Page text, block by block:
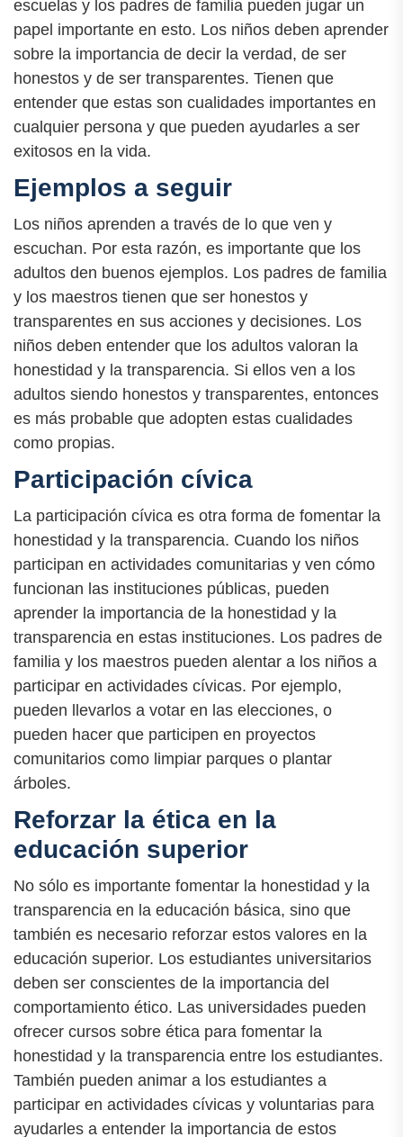
escuelas y los padres de familia pueden jugar un
papel importante en esto. Los niños deben aprender
sobre la importancia de decir la verdad, de ser
honestos y de ser transparentes. Tienen que
entender que estas son cualidades importantes en
cualquier persona y que pueden ayudarles a ser
exitosos en la vida.
Ejemplos a seguir
Los niños aprenden a través de lo que ven y
escuchan. Por esta razón, es importante que los
adultos den buenos ejemplos. Los padres de familia
y los maestros tienen que ser honestos y
transparentes en sus acciones y decisiones. Los
niños deben entender que los adultos valoran la
honestidad y la transparencia. Si ellos ven a los
adultos siendo honestos y transparentes, entonces
es más probable que adopten estas cualidades
como propias.
Participación cívica
La participación cívica es otra forma de fomentar la
honestidad y la transparencia. Cuando los niños
participan en actividades comunitarias y ven cómo
funcionan las instituciones públicas, pueden
aprender la importancia de la honestidad y la
transparencia en estas instituciones. Los padres de
familia y los maestros pueden alentar a los niños a
participar en actividades cívicas. Por ejemplo,
pueden llevarlos a votar en las elecciones, o
pueden hacer que participen en proyectos
comunitarios como limpiar parques o plantar
árboles.
Reforzar la ética en la
educación superior
No sólo es importante fomentar la honestidad y la
transparencia en la educación básica, sino que
también es necesario reforzar estos valores en la
educación superior. Los estudiantes universitarios
deben ser conscientes de la importancia del
comportamiento ético. Las universidades pueden
ofrecer cursos sobre ética para fomentar la
honestidad y la transparencia entre los estudiantes.
También pueden animar a los estudiantes a
participar en actividades cívicas y voluntarias para
ayudarles a entender la importancia de estos